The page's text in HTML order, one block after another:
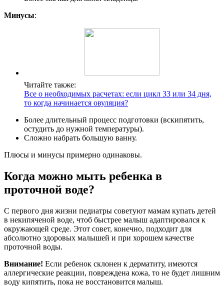
Минусы:
Читайте также:
Все о необходимых расчетах: если цикл 33 или 34 дня,
то когда начинается овуляция?
Более длительный процесс подготовки (вскипятить,
остудить до нужной температуры).
Сложно набрать большую ванну.
Плюсы и минусы примерно одинаковы.
Когда можно мыть ребенка в
проточной воде?
С первого дня жизни педиатры советуют мамам купать детей
в некипяченой воде, чтоб быстрее малыш адаптировался к
окружающей среде. Этот совет, конечно, подходит для
абсолютно здоровых малышей и при хорошем качестве
проточной воды.
Внимание! Если ребенок склонен к дерматиту, имеются
аллергические реакции, повреждена кожа, то не будет лишним
воду кипятить, пока не восстановится малыш.